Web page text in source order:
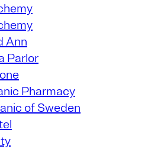
Ann
Parlor
Pharmacy
of Sweden